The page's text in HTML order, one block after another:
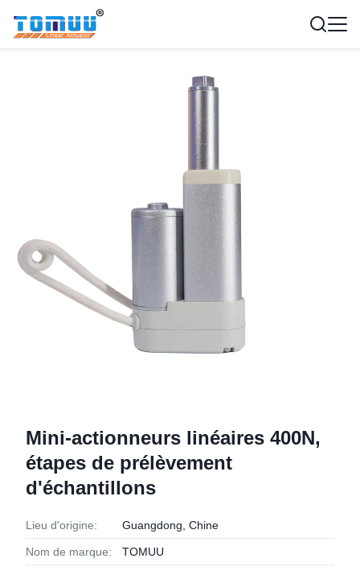
Mini-actionneurs linéaires 400N,
étapes de prélèvement
d'échantillons
Lieu d'origine: Guangdong, Chine
Nom de marque: TOMUU